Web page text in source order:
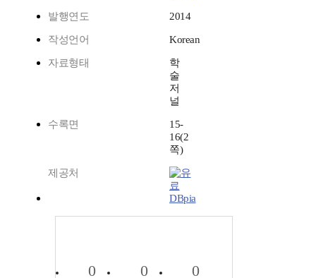
발행연도 2014
작성언어 Korean
자료형태
학
술
저
널
수록면
15-
16(2
쪽)
제공처
DBpia
0 0 0